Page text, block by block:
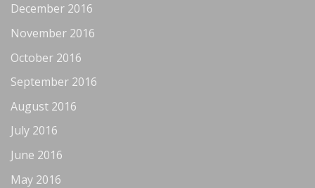
December 2016
November 2016
October 2016
September 2016
August 2016
July 2016
June 2016
May 2016